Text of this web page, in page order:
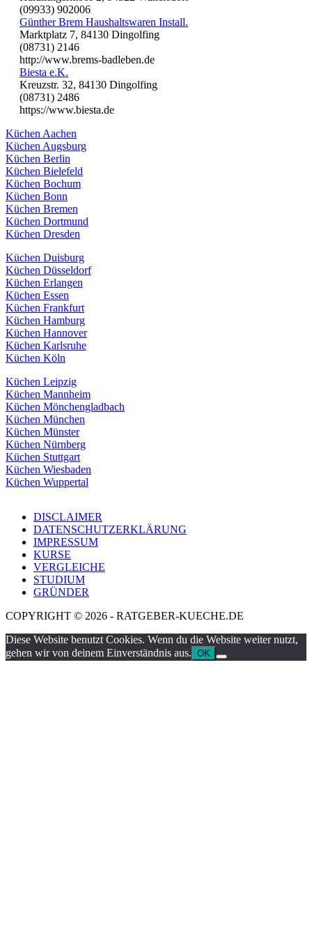
(09933) 902006
Günther Brem Haushaltswaren Install.
Marktplatz 7, 84130 Dingolfing
(08731) 2146
http://www.brems-badleben.de
Biesta e.K.
Kreuzstr. 32, 84130 Dingolfing
(08731) 2486
https://www.biesta.de
Küchen Aachen
Küchen Augsburg
Küchen Berlin
Küchen Bielefeld
Küchen Bochum
Küchen Bonn
Küchen Bremen
Küchen Dortmund
Küchen Dresden
Küchen Duisburg
Küchen Düsseldorf
Küchen Erlangen
Küchen Essen
Küchen Frankfurt
Küchen Hamburg
Küchen Hannover
Küchen Karlsruhe
Küchen Köln
Küchen Leipzig
Küchen Mannheim
Küchen Mönchengladbach
Küchen München
Küchen Münster
Küchen Nürnberg
Küchen Stuttgart
Küchen Wiesbaden
Küchen Wuppertal
DISCLAIMER
DATENSCHUTZERKLÄRUNG
IMPRESSUM
KURSE
VERGLEICHE
STUDIUM
GRÜNDER
COPYRIGHT © 2026 - RATGEBER-KUECHE.DE
Diese Website benutzt Cookies. Wenn du die Website weiter nutzt,
gehen wir von deinem Einverständnis aus. OK